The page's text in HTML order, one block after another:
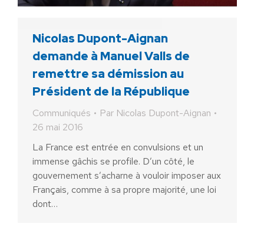
Nicolas Dupont-Aignan
demande à Manuel Valls de
remettre sa démission au
Président de la République
Communiqués Par Nicolas Dupont-Aignan
26 mai 2016
La France est entrée en convulsions et un
immense gâchis se profile. D’un côté, le
gouvernement s’acharne à vouloir imposer aux
Français, comme à sa propre majorité, une loi
dont…